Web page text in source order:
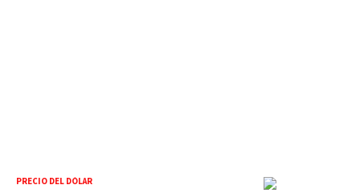
PRECIO DEL DÓLAR